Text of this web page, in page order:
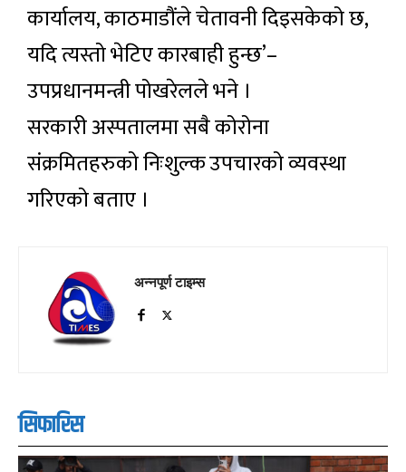
कार्यालय, काठमाडौंले चेतावनी दिइसकेको छ,
यदि त्यस्तो भेटिए कारबाही हुन्छ’–
उपप्रधानमन्त्री पोखरेलले भने ।
सरकारी अस्पतालमा सबै कोरोना
संक्रमितहरुको निःशुल्क उपचारको व्यवस्था
गरिएको बताए ।
अन्नपूर्ण टाइम्स
सिफारिस